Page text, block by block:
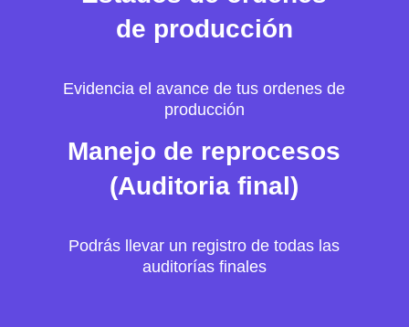
de producción
Evidencia el avance de tus ordenes de
producción
Manejo de reprocesos
(Auditoria final)
Podrás llevar un registro de todas las
auditorías finales